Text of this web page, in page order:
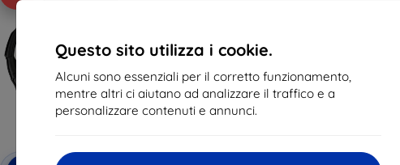
Questo sito utilizza i cookie.
Alcuni sono essenziali per il corretto funzionamento,
mentre altri ci aiutano ad analizzare il traffico e a
personalizzare contenuti e annunci.